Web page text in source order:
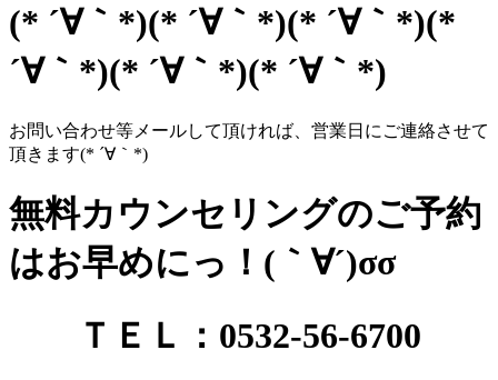
(* ´∀｀*)(* ´∀｀*)(* ´∀｀*)(*
´∀｀*)(* ´∀｀*)(* ´∀｀*)
お問い合わせ等メールして頂ければ、営業日にご連絡させて
頂きます(* ´∀｀*)
無料カウンセリングのご予約
はお早めにっ！(｀∀´)σσ
ＴＥＬ：0532-56-6700